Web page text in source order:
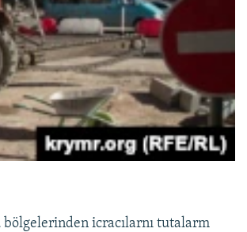
icracılarnı tutalarm